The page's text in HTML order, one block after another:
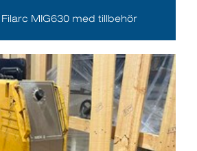
MIG630 med tillbehör